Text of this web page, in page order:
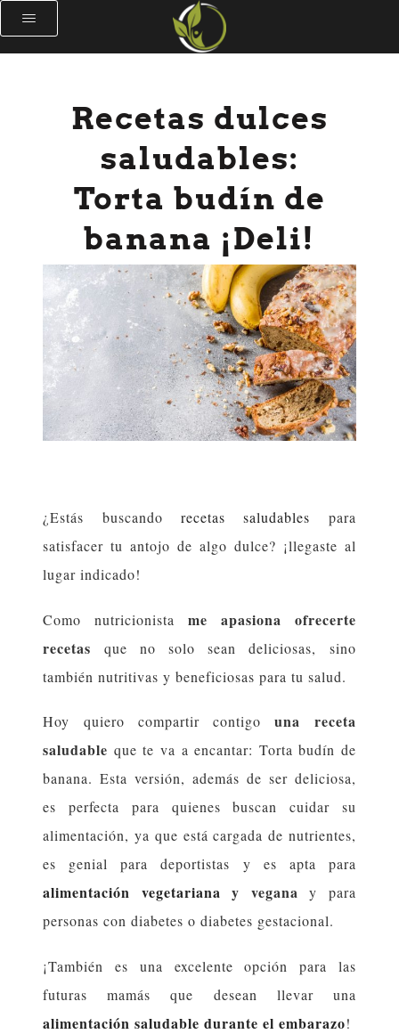
Recetas dulces
saludables:
Torta budín de
banana ¡Deli!
¿Estás buscando recetas saludables para
satisfacer tu antojo de algo dulce? ¡llegaste al
lugar indicado!
Como nutricionista me apasiona ofrecerte
recetas que no solo sean deliciosas, sino
también nutritivas y beneficiosas para tu salud.
Hoy quiero compartir contigouna receta
saludable que te va a encantar: Torta budín de
banana. Esta versión, además de ser deliciosa,
es perfecta para quienes buscan cuidar su
alimentación, ya que está cargada de nutrientes,
es genial para deportistas y es apta para
alimentación vegetariana y vegana y para
personas con diabetes o diabetes gestacional.
¡También es una excelente opción para las
futuras mamás que desean llevar una
alimentación saludable durante el embarazo!